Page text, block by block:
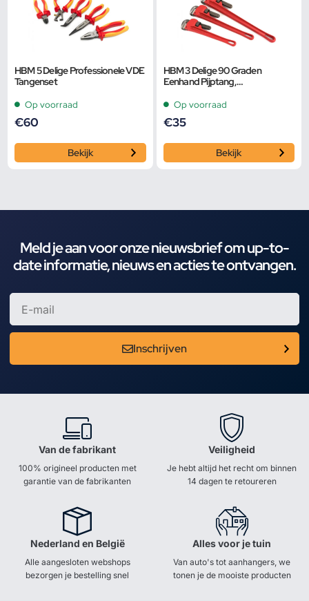
HBM 5 Delige Professionele VDE
Tangenset
Op voorraad
€60
Bekijk
HBM 3 Delige 90 Graden
Eenhand Pijptang,
Op voorraad
€35
Bekijk
Meld je aan voor onze nieuwsbrief om up-to-
date informatie, nieuws en acties te ontvangen.
Inschrijven
Van de fabrikant
100% origineel producten met
garantie van de fabrikanten
Veiligheid
Je hebt altijd het recht om binnen
14 dagen te retoureren
Nederland en België
Alle aangesloten webshops
bezorgen je bestelling snel
Alles voor je tuin
Van auto's tot aanhangers, we
tonen je de mooiste producten